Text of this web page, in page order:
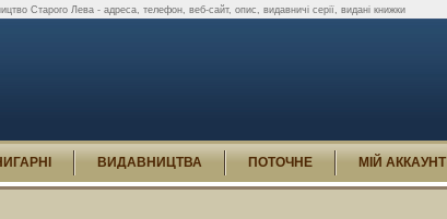
Старого Лева - адреса, телефон, веб-сайт, опис, видавничі серії, видані книжки
ВИДАВНИЦТВА ПОТОЧНЕ МІЙ АККАУНТ